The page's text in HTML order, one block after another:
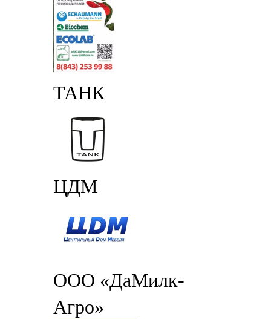
ТАНК
ЦДМ
ООО «ДаМилк-
Агро»